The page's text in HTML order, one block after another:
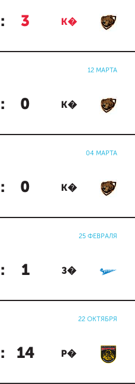
: 3 К�
12 МАРТА
: 0 К�
04 МАРТА
: 0 К�
25 ФЕВРАЛЯ
: 1 З�
22 ОКТЯБРЯ
: 14 Р�